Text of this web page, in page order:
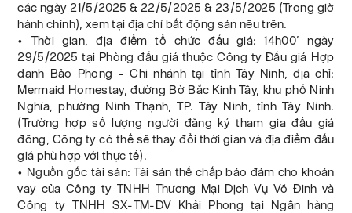
các ngày 21/5/2025 & 22/5/2025 & 23/5/2025 (Trong giờ
hành chính), xem tại địa chỉ bất động sản nêu trên.
• Thời gian, địa điểm tổ chức đấu giá: 14h00’ ngày
29/5/2025 tại Phòng đấu giá thuộc Công ty Đấu giá Hợp
danh Bảo Phong – Chi nhánh tại tỉnh Tây Ninh, địa chỉ:
Mermaid Homestay, đường Bờ Bắc Kinh Tây, khu phố Ninh
Nghĩa, phường Ninh Thạnh, TP. Tây Ninh, tỉnh Tây Ninh.
(Trường hợp số lượng người đăng ký tham gia đấu giá
đông, Công ty có thể sẽ thay đổi thời gian và địa điểm đấu
giá phù hợp với thực tế).
• Nguồn gốc tài sản: Tài sản thế chấp bảo đảm cho khoản
vay của Công ty TNHH Thương Mại Dịch Vụ Võ Đinh và
Công ty TNHH SX-TM-DV Khải Phong tại Ngân hàng